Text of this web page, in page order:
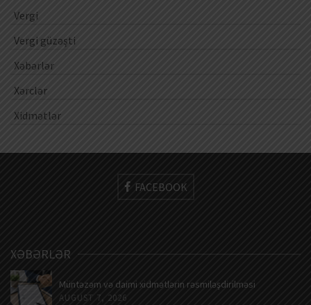
Vergi
Vergi güzəşti
Xəbərlər
Xərclər
Xidmətlər
FACEBOOK
XƏBƏRLƏR
Müntəzəm və daimi xidmətlərin rəsmiləşdirilməsi
AUGUST 7, 2026